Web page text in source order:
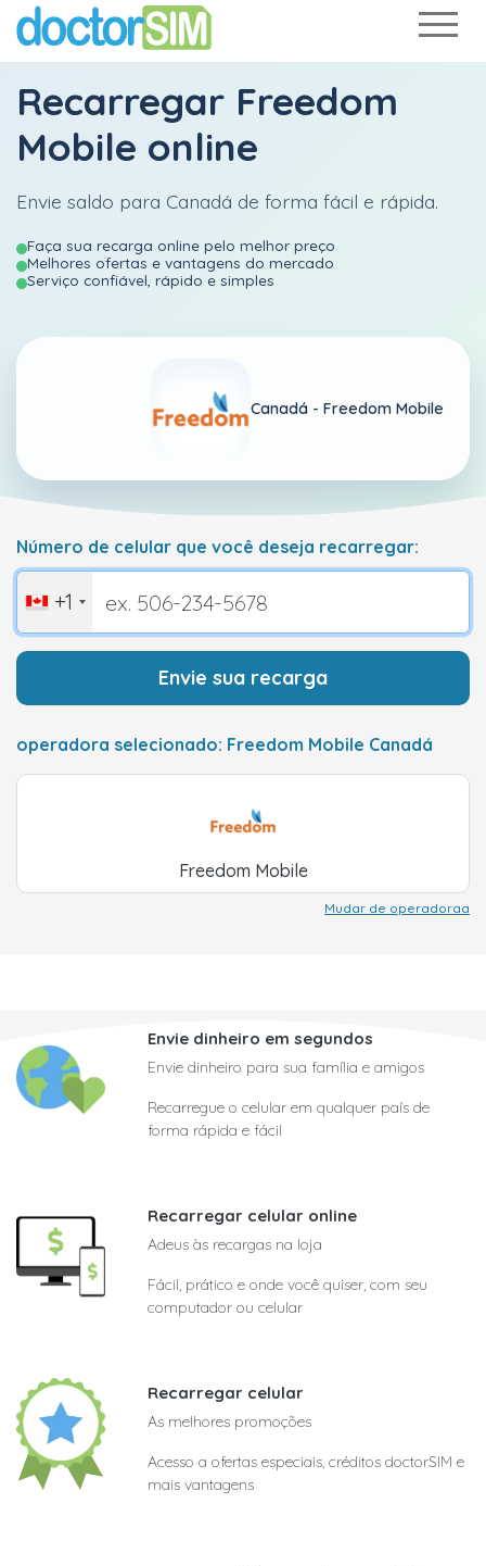
Recarregar Freedom
Mobile online
Envie saldo para Canadá de forma fácil e rápida.
Faça sua recarga online pelo melhor preço
Melhores ofertas e vantagens do mercado
Serviço confiável, rápido e simples
Canadá - Freedom Mobile
Número de celular que você deseja recarregar:
+1
Envie sua recarga
operadora selecionado: Freedom Mobile Canadá
Freedom Mobile
Mudar de operadoraa
Envie dinheiro em segundos
Envie dinheiro para sua família e amigos
Recarregue o celular em qualquer país de
forma rápida e fácil
Recarregar celular online
Adeus às recargas na loja
Fácil, prático e onde você quiser, com seu
computador ou celular
Recarregar celular
As melhores promoções
Acesso a ofertas especiais, créditos doctorSIM e
mais vantagens